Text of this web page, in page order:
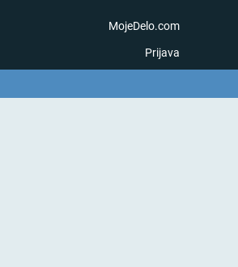
MojeDelo.com
Prijava